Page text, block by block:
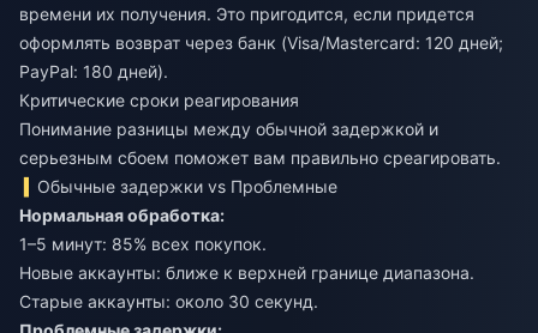
времени их получения. Это пригодится, если придется
оформлять возврат через банк (Visa/Mastercard: 120 дней;
PayPal: 180 дней).
Критические сроки реагирования
Понимание разницы между обычной задержкой и
серьезным сбоем поможет вам правильно среагировать.
Обычные задержки vs Проблемные
Нормальная обработка:
1–5 минут: 85% всех покупок.
Новые аккаунты: ближе к верхней границе диапазона.
Старые аккаунты: около 30 секунд.